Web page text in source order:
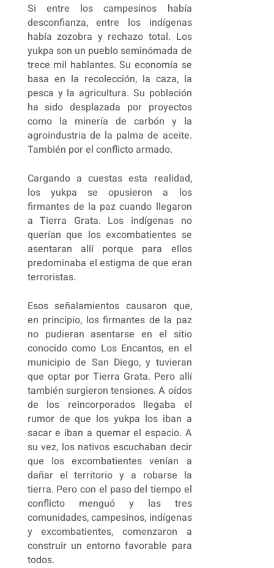
Si entre los campesinos había
desconfianza, entre los indígenas
había zozobra y rechazo total. Los
yukpa son un pueblo seminómada de
trece mil hablantes. Su economía se
basa en la recolección, la caza, la
pesca y la agricultura. Su población
ha sido desplazada por proyectos
como la minería de carbón y la
agroindustria de la palma de aceite.
También por el conflicto armado.
Cargando a cuestas esta realidad,
los yukpa se opusieron a los
firmantes de la paz cuando llegaron
a Tierra Grata. Los indígenas no
querían que los excombatientes se
asentaran allí porque para ellos
predominaba el estigma de que eran
terroristas.
Esos señalamientos causaron que,
en principio, los firmantes de la paz
no pudieran asentarse en el sitio
conocido como Los Encantos, en el
municipio de San Diego, y tuvieran
que optar por Tierra Grata. Pero allí
también surgieron tensiones. A oídos
de los reincorporados llegaba el
rumor de que los yukpa los iban a
sacar e iban a quemar el espacio. A
su vez, los nativos escuchaban decir
que los excombatientes venían a
dañar el territorio y a robarse la
tierra. Pero con el paso del tiempo el
conflicto menguó y las tres
comunidades, campesinos, indígenas
y excombatientes, comenzaron a
construir un entorno favorable para
todos.